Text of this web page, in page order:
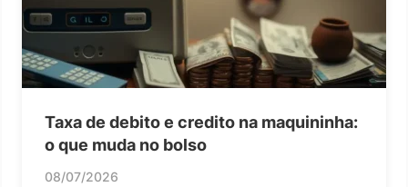
Taxa de debito e credito na maquininha:
o que muda no bolso
08/07/2026